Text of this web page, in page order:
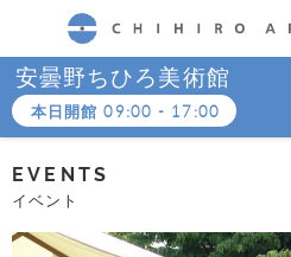
CHIHIRO ART MUSEUM
安曇野ちひろ美術館
本日開館09:00 - 17:00
EVENTS
イベント